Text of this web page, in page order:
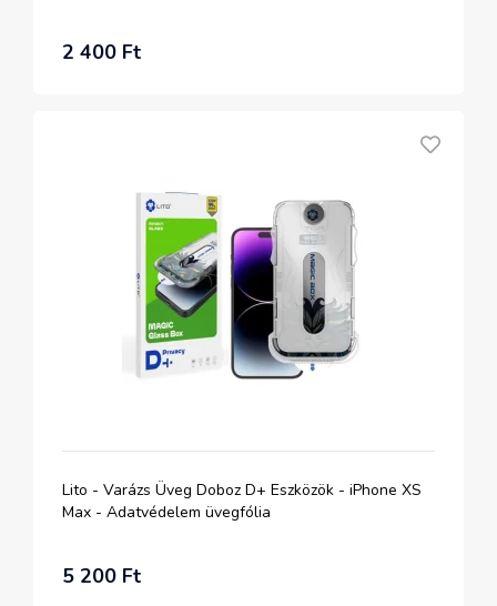
2 400 Ft
Lito - Varázs Üveg Doboz D+ Eszközök - iPhone XS
Max - Adatvédelem üvegfólia
5 200 Ft